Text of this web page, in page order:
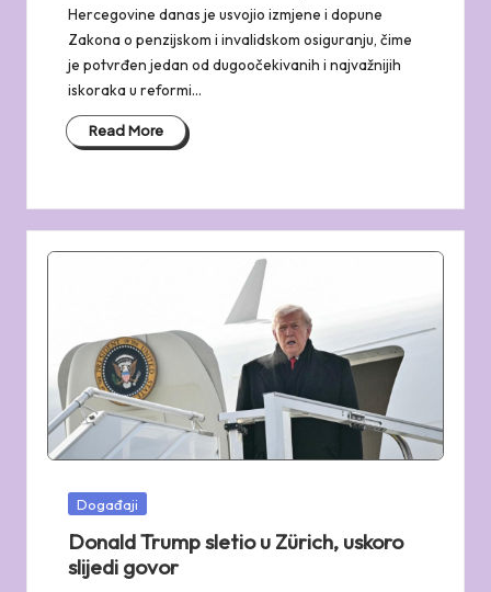
Hercegovine danas je usvojio izmjene i dopune
Zakona o penzijskom i invalidskom osiguranju, čime
je potvrđen jedan od dugoočekivanih i najvažnijih
iskoraka u reformi…
Read More
Posted
Događaji
Donald Trump sletio u Zürich, uskoro
slijedi govor